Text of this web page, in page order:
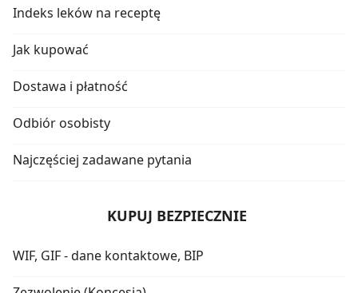
Indeks leków na receptę
Jak kupować
Dostawa i płatność
Odbiór osobisty
Najczęściej zadawane pytania
KUPUJ BEZPIECZNIE
WIF, GIF - dane kontaktowe, BIP